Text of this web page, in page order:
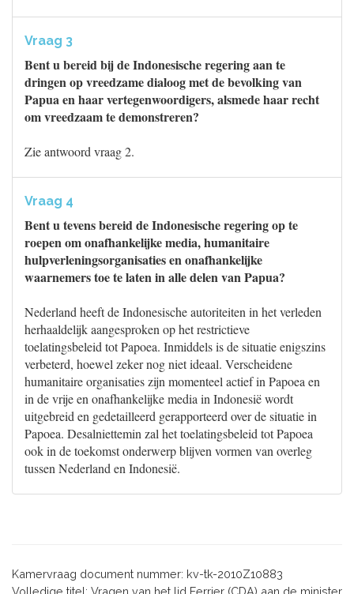
Vraag 3
Bent u bereid bij de Indonesische regering aan te
dringen op vreedzame dialoog met de bevolking van
Papua en haar vertegenwoordigers, alsmede haar recht
om vreedzaam te demonstreren?
Zie antwoord vraag 2.
Vraag 4
Bent u tevens bereid de Indonesische regering op te
roepen om onafhankelijke media, humanitaire
hulpverleningsorganisaties en onafhankelijke
waarnemers toe te laten in alle delen van Papua?
Nederland heeft de Indonesische autoriteiten in het verleden
herhaaldelijk aangesproken op het restrictieve
toelatingsbeleid tot Papoea. Inmiddels is de situatie enigszins
verbeterd, hoewel zeker nog niet ideaal. Verscheidene
humanitaire organisaties zijn momenteel actief in Papoea en
in de vrije en onafhankelijke media in Indonesië wordt
uitgebreid en gedetailleerd gerapporteerd over de situatie in
Papoea. Desalniettemin zal het toelatingsbeleid tot Papoea
ook in de toekomst onderwerp blijven vormen van overleg
tussen Nederland en Indonesië.
Kamervraag document nummer: kv-tk-2010Z10883
Volledige titel: Vragen van het lid Ferrier (CDA) aan de minister